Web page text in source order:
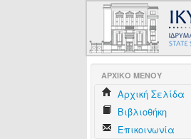
AΡΧΙΚΟ ΜΕΝΟΥ
Aρχική Σελίδα
Βιβλιοθήκη
Επικοινωνία